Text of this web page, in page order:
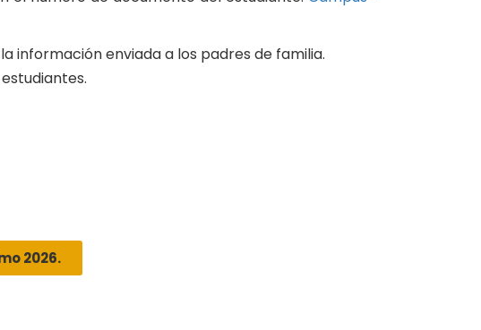
información enviada a los padres de familia.
2026.